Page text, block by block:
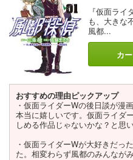
『仮面ラ
も、大きな
風都...
カ
おすすめの理由ピックアップ
・仮面ライダーWの後日談が漫
本当に嬉しいです。仮面ライダ
しめる作品じゃないかな？と思い
・仮面ライダーWが大好きだっ
た。相変わらず風都のみんなが